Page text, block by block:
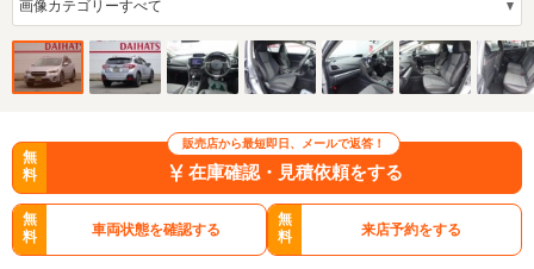
販売店から最短即日、メールで返答！
無
料
在庫確認・見積依頼をする
無
料
車両状態を確認する
無
料
来店予約をする